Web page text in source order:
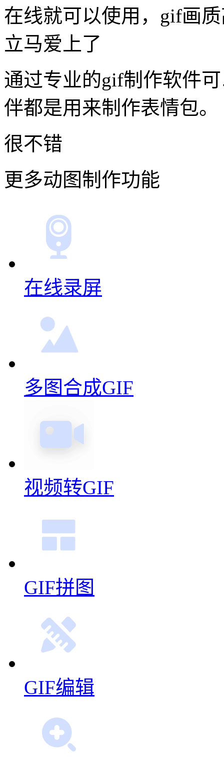
在线就可以使用，gif画
立马爱上了
通过专业的gif制作软件
伴都是用来制作表情包。
很不错
更多动图制作功能
在线录屏
多图合成GIF
视频转GIF
GIF拼图
GIF编辑